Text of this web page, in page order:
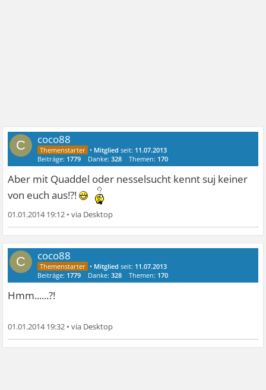
C coco88
• Mitglied seit: 11.07.2013
Beiträge: 1779 Danke:328 Themen: 170
Aber mit Quaddel oder nesselsucht kennt suj keiner
von euch aus!?!
01.01.2014 19:12 •
C coco88
• Mitglied seit: 11.07.2013
Beiträge: 1779 Danke:328 Themen: 170
Hmm......?!
01.01.2014 19:32 •